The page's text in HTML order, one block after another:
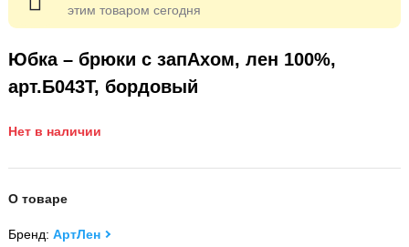
Юбка – брюки с запАхом, лен 100%,
арт.Б043Т, бордовый
Нет в наличии
О товаре
Бренд: АртЛен
этим товаром сегодня